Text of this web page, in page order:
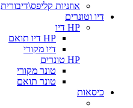
אוזניות קליפס\דיבורית
דיו וטונרים
HP דיו
HP דיו תואם
דיו מקורי
HP טונרים
טונר מקורי
טונר תואם
כיסאות